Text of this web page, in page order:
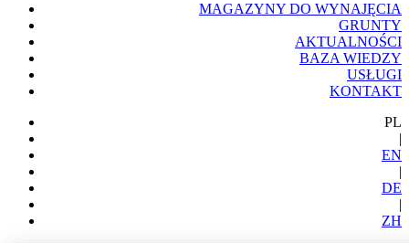
MAGAZYNY DO WYNAJĘCIA
GRUNTY
AKTUALNOŚCI
BAZA WIEDZY
USŁUGI
KONTAKT
PL
|
EN
|
DE
|
ZH